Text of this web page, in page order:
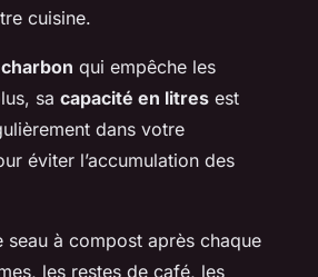
cuisine.
qui empêche les
sa capacité en litres est
dans votre
éviter l’accumulation des
seau à compost après chaque
les restes de café, les